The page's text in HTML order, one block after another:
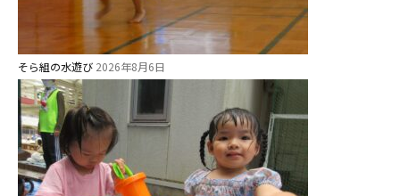
そら組の水遊び 2026年8月6日
理事長のことば
教育と保育
美⽊多幼稚園の理想
園の1⽇
年間⾏事
預かり保育［ヒラソル ]